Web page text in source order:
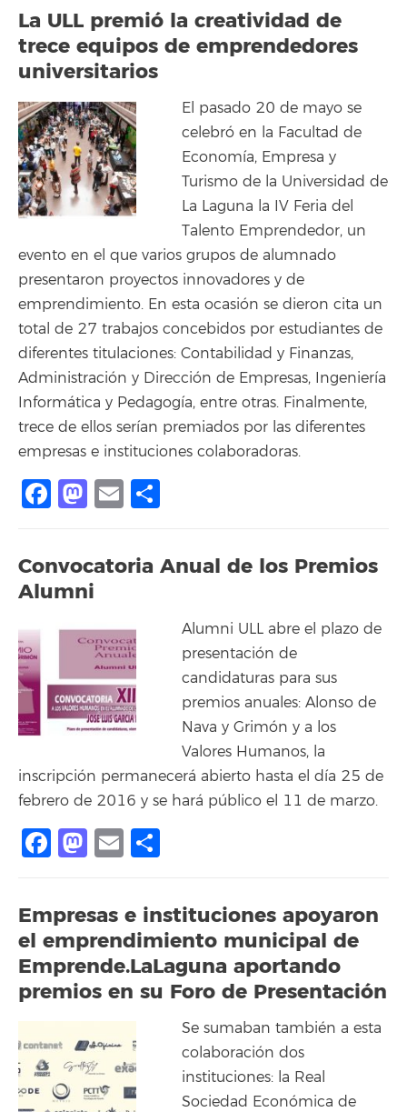
La ULL premió la creatividad de
trece equipos de emprendedores
universitarios
El pasado 20 de mayo se
celebró en la Facultad de
Economía, Empresa y
Turismo de la Universidad de
La Laguna la IV Feria del
Talento Emprendedor, un
evento en el que varios grupos de alumnado
presentaron proyectos innovadores y de
emprendimiento. En esta ocasión se dieron cita un
total de 27 trabajos concebidos por estudiantes de
diferentes titulaciones: Contabilidad y Finanzas,
Administración y Dirección de Empresas, Ingeniería
Informática y Pedagogía, entre otras. Finalmente,
trece de ellos serían premiados por las diferentes
empresas e instituciones colaboradoras.
Facebook
Mastodon
Email
Convocatoria Anual de los Premios
Alumni
Alumni ULL abre el plazo de
presentación de
candidaturas para sus
premios anuales: Alonso de
Nava y Grimón y a los
Valores Humanos, la
inscripción permanecerá abierto hasta el día 25 de
febrero de 2016 y se hará público el 11 de marzo.
Facebook
Mastodon
Email
Empresas e instituciones apoyaron
el emprendimiento municipal de
Emprende.LaLaguna aportando
premios en su Foro de Presentación
Se sumaban también a esta
colaboración dos
instituciones: la Real
Sociedad Económica de